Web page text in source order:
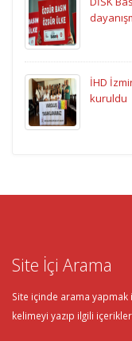
İHD
kuruldu
Site İçi Arama
Site içinde arama yapmak
kelimeyi yazıp ilgili